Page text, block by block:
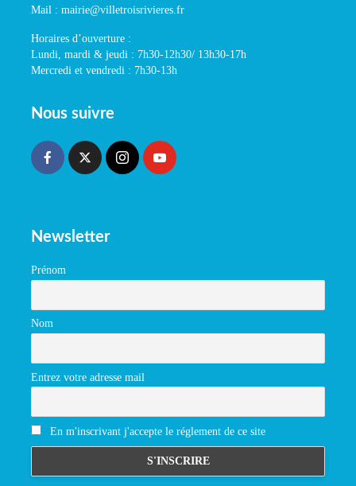
Mail : mairie@villetroisrivieres.fr
Horaires d’ouverture :
Lundi, mardi & jeudi : 7h30-12h30/ 13h30-17h
Mercredi et vendredi : 7h30-13h
Nous suivre
Newsletter
Prénom
Nom
Entrez votre adresse mail
En m'inscrivant j'accepte le réglement de ce site